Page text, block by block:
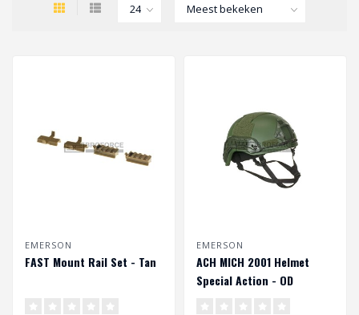
EMERSON
FAST Mount Rail Set - Tan
EMERSON
ACH MICH 2001 Helmet
Special Action - OD